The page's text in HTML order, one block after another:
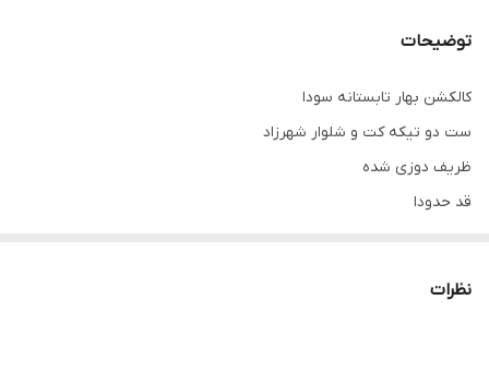
توضیحات
کالکشن بهار تابستانه سودا
ست دو تیکه کت و شلوار شهرزاد
ظریف دوزی شده
قد حدودا
قد مدل 172سانت
نظرات